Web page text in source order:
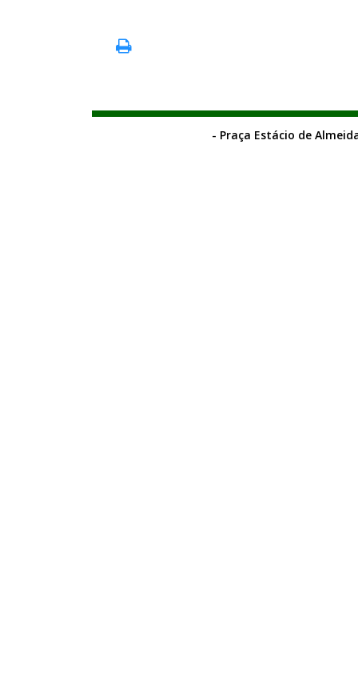
- Praça Estácio de